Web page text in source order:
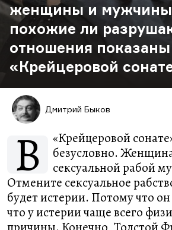
женщины и
похожие ли
отношения
«Крейцеровой
Дмитрий Быков
В
«Крейцеровой
безусловно.
сексуальной рабой
Отмените сексуальное
будет истерии. Потому что
что у истерии чаще всего